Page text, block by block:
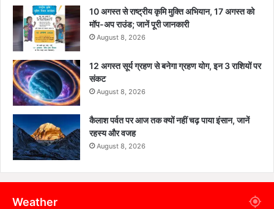
10 अगस्त से राष्ट्रीय कृमि मुक्ति अभियान, 17 अगस्त को
मॉप-अप राउंड; जानें पूरी जानकारी
August 8, 2026
12 अगस्त सूर्य ग्रहण से बनेगा ग्रहण योग, इन 3 राशियों पर
संकट
August 8, 2026
कैलाश पर्वत पर आज तक क्यों नहीं चढ़ पाया इंसान, जानें
रहस्य और वजह
August 8, 2026
Weather